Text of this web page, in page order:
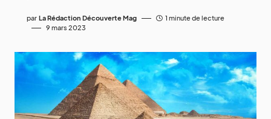
par La Rédaction Découverte Mag
1 minute de lecture
9 mars 2023